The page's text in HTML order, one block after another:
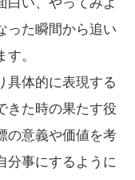
った瞬間から追い
。
具体的に表現する
きた時の果たす役
の意義や価値を考
分事にするように